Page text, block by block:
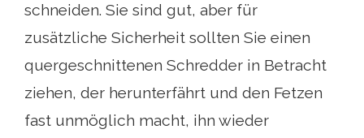
schneiden. Sie sind gut, aber für
zusätzliche Sicherheit sollten Sie einen
quergeschnittenen Schredder in Betracht
ziehen, der herunterfährt und den Fetzen
fast unmöglich macht, ihn wieder